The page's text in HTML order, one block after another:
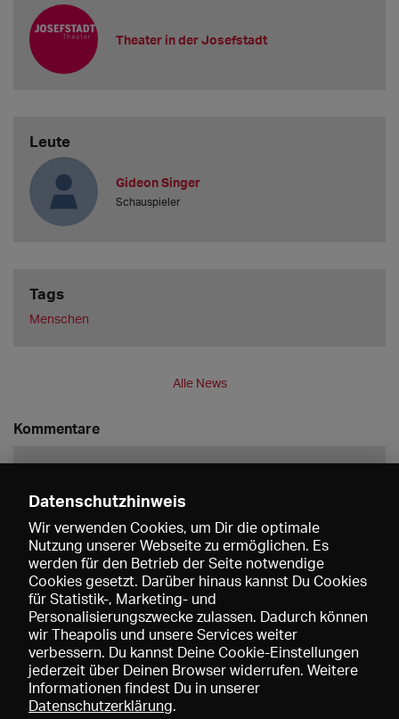
Theater in der Josefstadt
Leute
Gideon Singer
Schauspieler
Tags
Menschen
Alle News
Kommentare
Speichern
Datenschutzhinweis
Wir verwenden Cookies, um Dir die optimale
Nutzung unserer Webseite zu ermöglichen. Es
werden für den Betrieb der Seite notwendige
Cookies gesetzt. Darüber hinaus kannst Du Cookies
für Statistik-, Marketing- und
Personalisierungszwecke zulassen. Dadurch können
wir Theapolis und unsere Services weiter
verbessern. Du kannst Deine Cookie-Einstellungen
jederzeit über Deinen Browser widerrufen. Weitere
Informationen findest Du in unserer
Datenschutzerklärung.